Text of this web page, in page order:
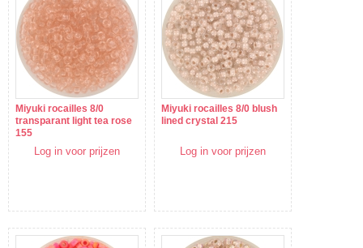
Miyuki rocailles 8/0
transparant light tea rose
155
Log in voor prijzen
Miyuki rocailles 8/0 blush
lined crystal 215
Log in voor prijzen